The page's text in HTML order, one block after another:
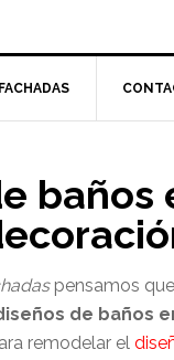
baños
pensamos
de baños
remodelar el